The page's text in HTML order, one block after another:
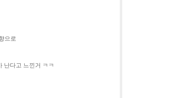
으로
난다고 느낀거 ㅋㅋ